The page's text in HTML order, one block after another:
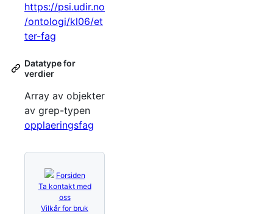
https://psi.udir.no
/ontologi/kl06/et
ter-fag
Datatype for
verdier
Array av objekter
av grep-typen
opplaeringsfag
Forsiden
Ta kontakt med
oss
Vilkår for bruk